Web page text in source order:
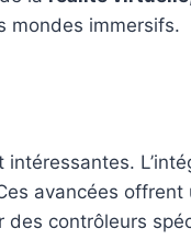
mondes immersifs.
avancées
contrôleurs